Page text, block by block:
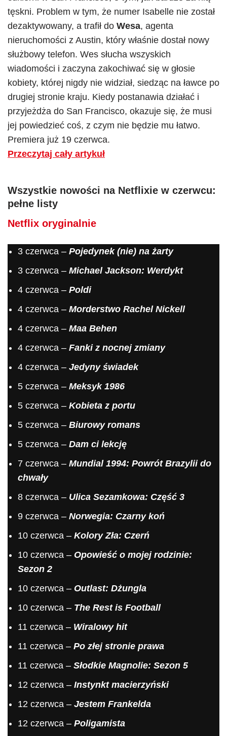
tęskni. Problem w tym, że numer Isabelle nie został
dezaktywowany, a trafił do Wesa, agenta
nieruchomości z Austin, który właśnie dostał nowy
służbowy telefon. Wes słucha wszyskich
wiadomości i zaczyna zakochiwać się w głosie
kobiety, której nigdy nie widział, siedząc na ławce po
drugiej stronie kraju. Kiedy postanawia działać i
przyjeżdża do San Francisco, okazuje się, że musi
jej powiedzieć coś, z czym nie będzie mu łatwo.
Premiera już 19 czerwca.
Przeczytaj cały artykuł
Wszystkie nowości na Netflixie w czerwcu:
pełne listy
Netflix oryginalnie
3 czerwca – Pojedynek (nie) na żarty
3 czerwca – Michael Jackson: Werdykt
4 czerwca – Poldi
4 czerwca – Morderstwo Rachel Nickell
4 czerwca – Maa Behen
4 czerwca – Fanki z nocnej zmiany
4 czerwca – Jedyny świadek
5 czerwca – Meksyk 1986
5 czerwca – Kobieta z portu
5 czerwca – Biurowy romans
5 czerwca – Dam ci lekcję
7 czerwca – Mundial 1994: Powrót Brazylii do
chwały
8 czerwca – Ulica Sezamkowa: Część 3
9 czerwca – Norwegia: Czarny koń
10 czerwca – Kolory Zła: Czerń
10 czerwca – Opowieść o mojej rodzinie:
Sezon 2
10 czerwca – Outlast: Dżungla
10 czerwca – The Rest is Football
11 czerwca – Wiralowy hit
11 czerwca – Po złej stronie prawa
11 czerwca – Słodkie Magnolie: Sezon 5
12 czerwca – Instynkt macierzyński
12 czerwca – Jestem Frankelda
12 czerwca – Poligamista